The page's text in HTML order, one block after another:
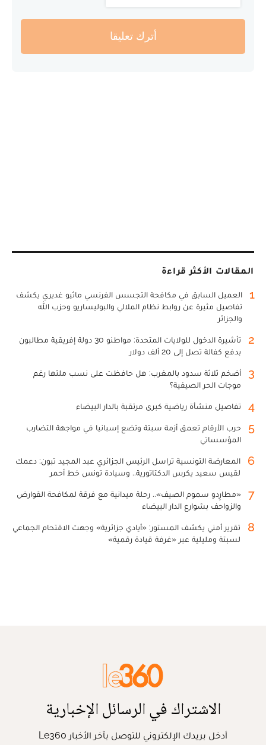
أترك تعليقا
المقالات الأكثر قراءة
1
العميل السابق في مكافحة التجسس الفرنسي ماثيو غديري يكشف
تفاصيل مثيرة عن روابط نظام الملالي والبوليساريو وحزب الله
والجزائر
2
تأشيرة الدخول للولايات المتحدة: مواطنو 30 دولة إفريقية مطالبون
بدفع كفالة تصل إلى 20 ألف دولار
3
أضخم ثلاثة سدود بالمغرب: هل حافظت على نسب ملئها رغم
موجات الحر الصيفية؟
4 تفاصيل منشأة رياضية كبرى مرتقبة بالدار البيضاء
5
حرب الأرقام تعمق أزمة سبتة وتضع إسبانيا في مواجهة التضارب
المؤسساتي
6
المعارضة التونسية تراسل الرئيس الجزائري عبد المجيد تبون: دعمك
لقيس سعيد يكرس الدكتاتورية.. وسيادة تونس خط أحمر
7
«مطارِدو سموم الصيف».. رحلة ميدانية مع فرقة لمكافحة القوارض
والزواحف بشوارع الدار البيضاء
8
تقرير أمني يكشف المستور: «أيادي جزائرية» وجهت الاقتحام الجماعي
لسبتة ومليلية عبر «غرفة قيادة رقمية»
الاشتراك في الرسائل الإخبارية
أدخل بريدك الإلكتروني للتوصل بآخر الأخبار Le360